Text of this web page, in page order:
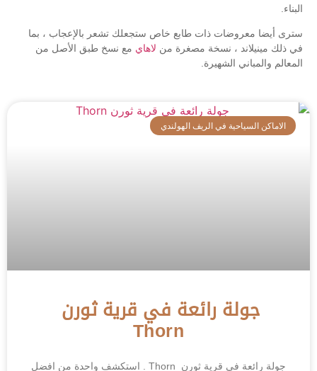
البناء.
سترى أيضا معروضات ذات طابع خاص ستجعلك تشعر بالإعجاب ، بما
في ذلك مينيلاند ، نسخة مصغرة من لاهاي مع نسخ طبق الأصل من
المعالم والمباني الشهيرة.
الاماكن السياحية في الريف الهولندي
جولة رائعة في قرية ثورن
Thorn
جولة رائعة في قرية ثورن Thorn . استكشف واحدة من افضل